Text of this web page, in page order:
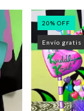
20%OFF
Envío gratis